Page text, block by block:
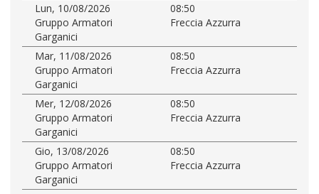
Lun, 10/08/2026
08:50
Gruppo Armatori
Garganici
Freccia Azzurra
Mar, 11/08/2026
08:50
Gruppo Armatori
Garganici
Freccia Azzurra
Mer, 12/08/2026
08:50
Gruppo Armatori
Garganici
Freccia Azzurra
Gio, 13/08/2026
08:50
Gruppo Armatori
Garganici
Freccia Azzurra